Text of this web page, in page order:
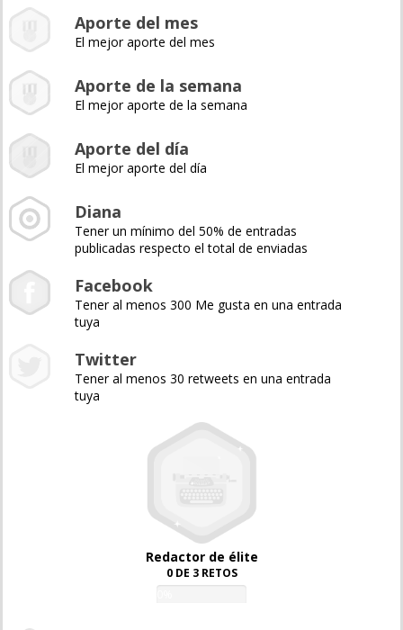
Aporte del mes
El mejor aporte del mes
Aporte de la semana
El mejor aporte de la semana
Aporte del día
El mejor aporte del día
Diana
Tener un mínimo del 50% de entradas
publicadas respecto el total de enviadas
Facebook
Tener al menos 300 Me gusta en una entrada
tuya
Twitter
Tener al menos 30 retweets en una entrada
tuya
Redactor de élite
0 DE 3 RETOS